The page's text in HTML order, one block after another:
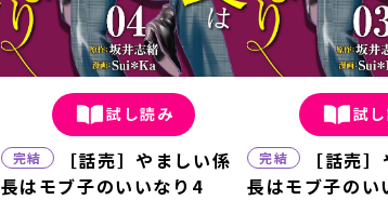
試し読み
完結
［話売］やましい係
長はモブ子のいいなり4
試
完結
［話売
長はモブ子のい